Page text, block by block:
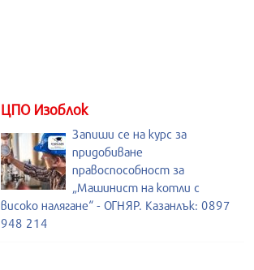
ЦПО Изоблок
Запиши се на курс за
придобиване
правоспособност за
„Машинист на котли с
високо налягане“ - ОГНЯР. Казанлък: 0897
948 214